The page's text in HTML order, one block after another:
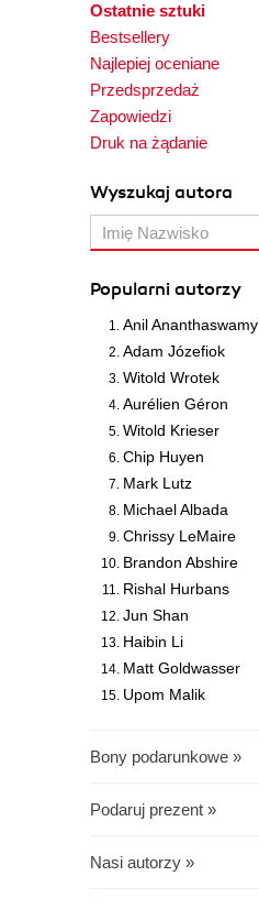
Ostatnie sztuki
Bestsellery
Najlepiej oceniane
Przedsprzedaż
Zapowiedzi
Druk na żądanie
Wyszukaj autora
Popularni autorzy
Anil Ananthaswamy
Adam Józefiok
Witold Wrotek
Aurélien Géron
Witold Krieser
Chip Huyen
Mark Lutz
Michael Albada
Chrissy LeMaire
Brandon Abshire
Rishal Hurbans
Jun Shan
Haibin Li
Matt Goldwasser
Upom Malik
Bony podarunkowe »
Podaruj prezent »
Nasi autorzy »